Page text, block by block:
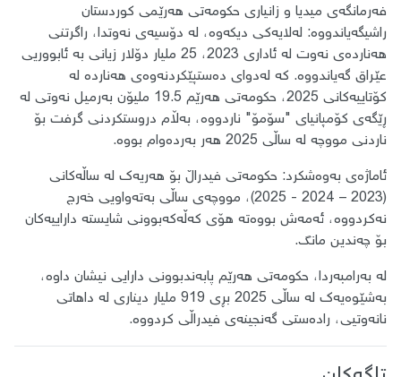
فەرمانگەی میدیا و زانیاری حكومەتی هەرێمی كوردستان
راشیگەیاندووە: لەلایەكی دیكەوە، لە دۆسیەی نەوتدا، راگرتنی
هەناردەی نەوت لە ئاداری 2023، 25 ملیار دۆلار زیانی بە ئابووریی
عێراق گەیاندووە. كە لەدوای دەستپێكردنەوەی هەناردە لە
كۆتاییەكانی 2025، حكومەتی هەرێم 19.5 ملیۆن بەرمیل نەوتی لە
ڕێگەی كۆمپانیای "سۆمۆ" ناردووە، بەڵام دروستكردنی گرفت بۆ
ناردنی مووچە لە ساڵی 2025 هەر بەردەوام بووە.
ئاماژەی بەوەشكرد: حكومەتی فیدراڵ بۆ هەریەك لە ساڵەكانی
(2023 – 2024 - 2025)، مووچەی ساڵی بەتەواویی خەرج
نەكردووە، ئەمەش بووەتە هۆی كەڵەكەبوونی شایستە داراییەكان
بۆ چەندین مانگ.
لە بەرامبەردا، حكومەتی هەرێم پابەندبوونی دارایی نیشان داوە،
بەشێوەیەك لە ساڵی 2025 بڕی 919 ملیار دیناری لە داهاتی
نانەوتیی، رادەستی گەنجینەی فیدراڵی كردووە.